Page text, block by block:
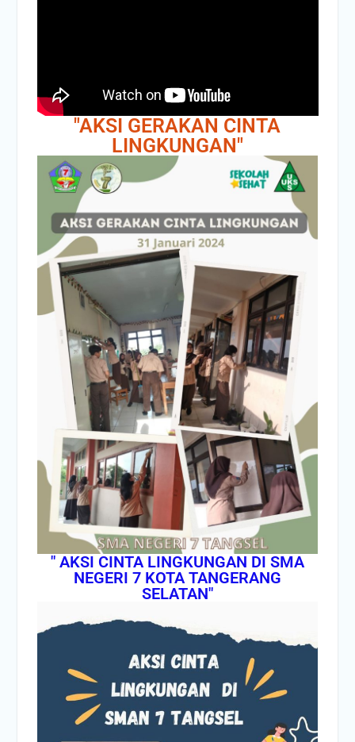
"AKSI GERAKAN CINTA
LINGKUNGAN"
" AKSI CINTA LINGKUNGAN DI SMA
NEGERI 7 KOTA TANGERANG
SELATAN"